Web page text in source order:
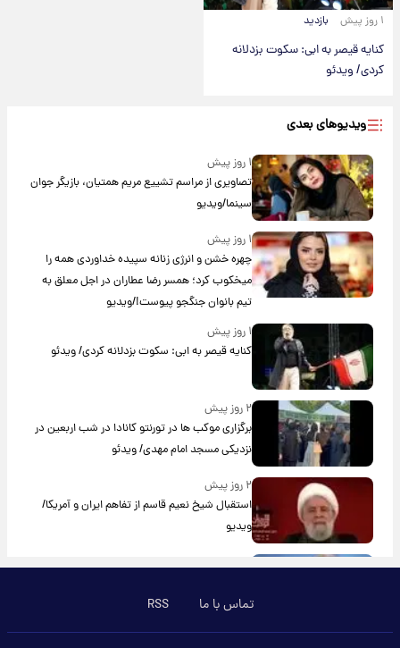
۱ روز پیش بازدید
کنایه قیصر به ابی: سکوت بزدلانه
کردی/ ویدئو
ویدیوهای بعدی
۱ روز پیش
تصاویری از مراسم تشییع مریم همتیان، بازیگر جوان
سینما/ویدیو
۱ روز پیش
چهره خشن و انرژی زنانه سپیده خداوردی همه را
میخکوب کرد؛ همسر رضا عطاران در اجل معلق به
تیم بانوان جنگجو پیوست!/ویدیو
۱ روز پیش
کنایه قیصر به ابی: سکوت بزدلانه کردی/ ویدئو
۲ روز پیش
برگزاری موکب ها در تورنتو کانادا در شب اربعین در
نزدیکی مسجد امام مهدی/ ویدئو
۲ روز پیش
استقبال شیخ نعیم قاسم از تفاهم ایران و آمریکا/
ویدیو
تماس با ما RSS